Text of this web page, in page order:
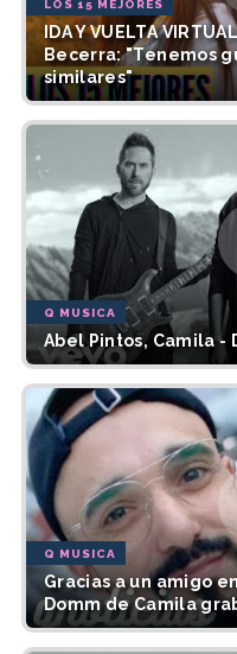
LOS 15 MEJORES
IDA Y VUELTA
Becerra: "Tenemos
similares"
Q MUSICA
Abel Pintos, Camila -
Q MUSICA
Gracias a un amigo
Domm de Camila